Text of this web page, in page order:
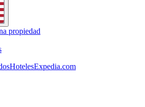
propiedad
HotelesExpedia.com